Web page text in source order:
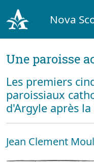
Nova
Une paroisse
Les premiers
paroissiaux
d'Argyle après
Jean Clement